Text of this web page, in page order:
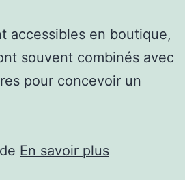
accessibles en boutique,
souvent combinés avec
pour concevoir un
En savoir plus